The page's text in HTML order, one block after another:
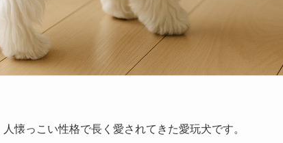
懐っこい性格で長く愛されてきた愛玩犬です。